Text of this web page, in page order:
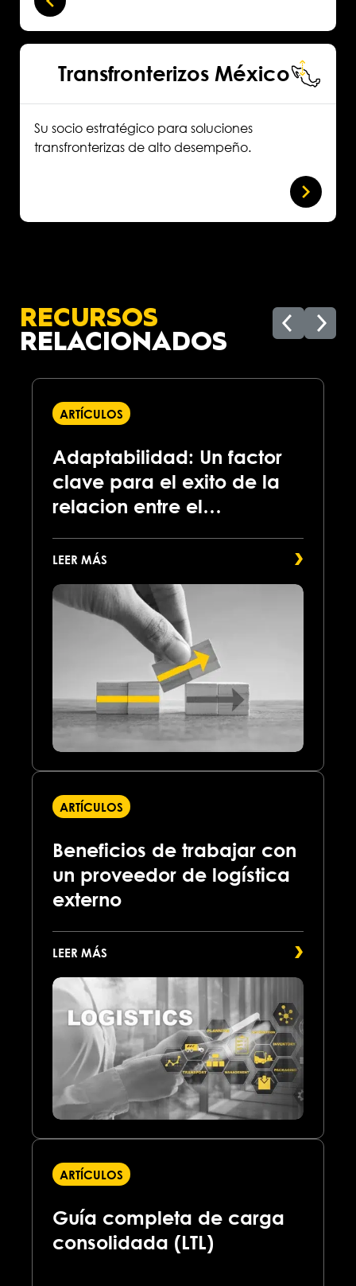
Transfronterizos México
Su socio estratégico para soluciones
transfronterizas de alto desempeño.
RECURSOS
RELACIONADOS
ARTÍCULOS
Adaptabilidad: Un factor
clave para el exito de la
relacion entre el
LEER MÁS
ARTÍCULOS
Beneficios de trabajar con
un proveedor de logística
externo
LEER MÁS
ARTÍCULOS
Guía completa de carga
consolidada (LTL)